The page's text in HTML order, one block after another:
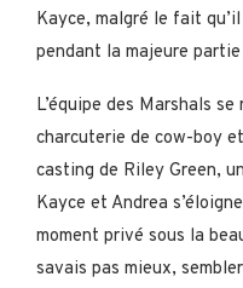
Kayce, malgré le fait
pendant la majeure
L’équipe des Marshals
charcuterie de cow-boy
casting de Riley Green,
Kayce et Andrea
moment privé sous la
savais pas mieux,